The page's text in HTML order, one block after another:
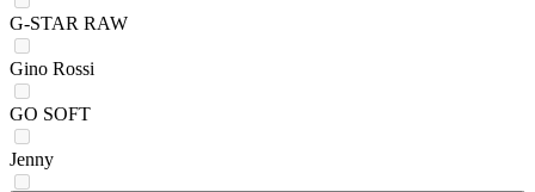
G-STAR RAW
Gino Rossi
GO SOFT
Jenny